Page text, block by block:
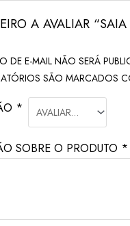
A AVALIAR
DE E-MAIL NÃO SERÁ
SÃO MARCADOS
*
SOBRE O PRODUTO *